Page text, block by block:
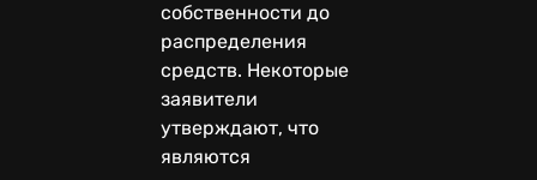
собственности до
распределения
средств. Некоторые
заявители
утверждают, что
являются